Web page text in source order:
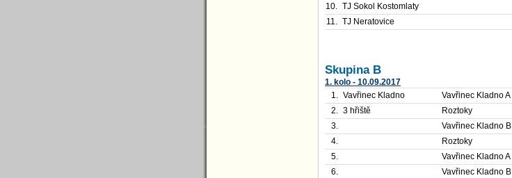
10. TJ Sokol Kostomlaty
11. TJ Neratovice
Skupina B
1. kolo - 10.09.2017
1. Vavřinec Kladno Vavřinec Kladno A
2. 3 hřiště Roztoky
3.
Vavřinec Kladno B
4.
Roztoky
5.
Vavřinec Kladno A
6.
Vavřinec Kladno B